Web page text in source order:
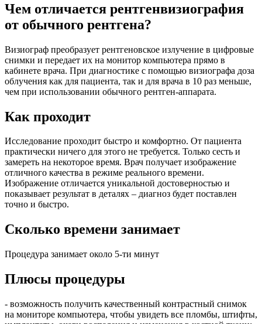
Чем отличается рентгенвизиография
от обычного рентгена?
Визиограф преобразует рентгеновское излучение в цифровые
снимки и передает их на монитор компьютера прямо в
кабинете врача. При диагностике с помощью визиографа доза
облучения как для пациента, так и для врача в 10 раз меньше,
чем при использовании обычного рентген-аппарата.
Как проходит
Исследование проходит быстро и комфортно. От пациента
практически ничего для этого не требуется. Только сесть и
замереть на некоторое время. Врач получает изображение
отличного качества в режиме реального времени.
Изображение отличается уникальной достоверностью и
показывает результат в деталях – диагноз будет поставлен
точно и быстро.
Сколько времени занимает
Процедура занимает около 5-ти минут
Плюсы процедуры
- возможность получить качественный контрастный снимок
на мониторе компьютера, чтобы увидеть все пломбы, штифты,